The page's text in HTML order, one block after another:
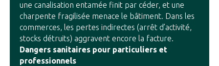
une canalisation entamée finit par céder, et une
charpente fragilisée menace le bâtiment. Dans les
commerces, les pertes indirectes (arrêt d’activité,
stocks détruits) aggravent encore la facture.
Dangers sanitaires pour particuliers et
professionnels